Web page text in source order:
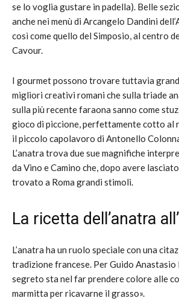
se lo voglia gustare in padella). Belle
anche nei menù di Arcangelo Dandini
così come quello del Simposio, al centro
Cavour.
I gourmet possono trovare tuttavia
migliori creativi romani che sulla triade
sulla più recente faraona sanno come
gioco di piccione, perfettamente cotto al
il piccolo capolavoro di Antonello
L’anatra trova due sue magnifiche
da Vino e Camino che, dopo avere
trovato a Roma grandi stimoli.
La ricetta dell’anatra
L’anatra ha un ruolo speciale con una
tradizione francese. Per Guido Anastasio
segreto sta nel far prendere colore alle
marmitta per ricavarne il grasso».